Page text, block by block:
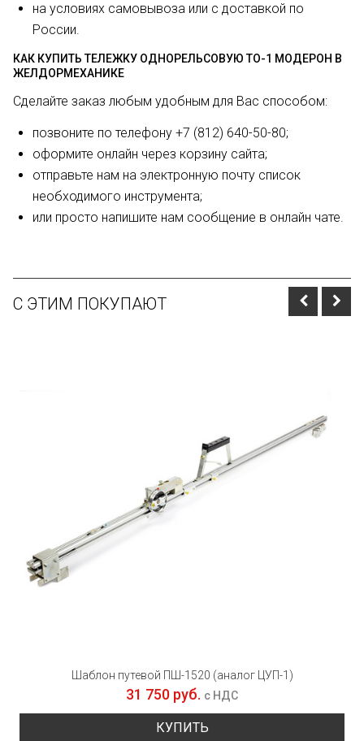
на условиях самовывоза или с доставкой по
России.
КАК КУПИТЬ ТЕЛЕЖКУ ОДНОРЕЛЬСОВУЮ ТО-1 МОДЕРОН В
ЖЕЛДОРМЕХАНИКЕ
Сделайте заказ любым удобным для Вас способом:
позвоните по телефону +7 (812) 640-50-80;
оформите онлайн через корзину сайта;
отправьте нам на электронную почту список
необходимого инструмента;
или просто напишите нам сообщение в онлайн чате.
С ЭТИМ ПОКУПАЮТ
Шаблон путевой ПШ-1520 (аналог ЦУП-1)
31 750 руб. с НДС
КУПИТЬ